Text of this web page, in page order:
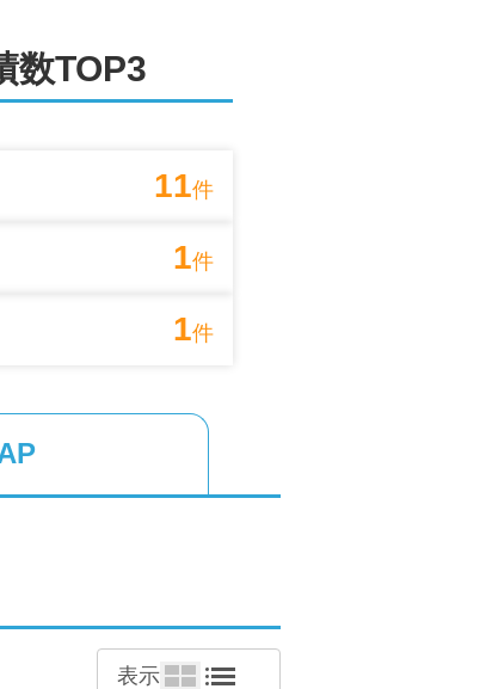
。
ださい。
化区域外の物件などもお取り
たいという場合もお気軽にお
り添い、不安のない公正なお
ださい。
者のご紹介サービスや、瑕疵
数TOP3
11件
1件
1件
表示